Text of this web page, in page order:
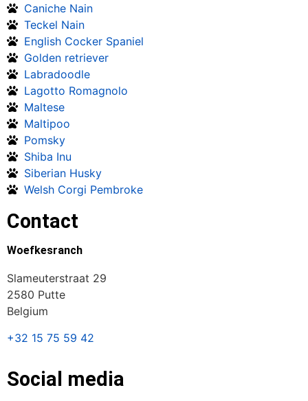
Caniche Nain
Teckel Nain
English Cocker Spaniel
Golden retriever
Labradoodle
Lagotto Romagnolo
Maltese
Maltipoo
Pomsky
Shiba Inu
Siberian Husky
Welsh Corgi Pembroke
Contact
Woefkesranch
Slameuterstraat 29
2580 Putte
Belgium
+32 15 75 59 42
Social media